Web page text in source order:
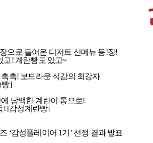
으로 들어온 디저트 신메뉴 등!장!
고! 계란빵도 있고~
촉! 보드라운 식감의 최강자
빵]
담백한 계란이 통으로!
! [감성계란빵]
‘감성플레이어 1기’ 선정 결과 발표